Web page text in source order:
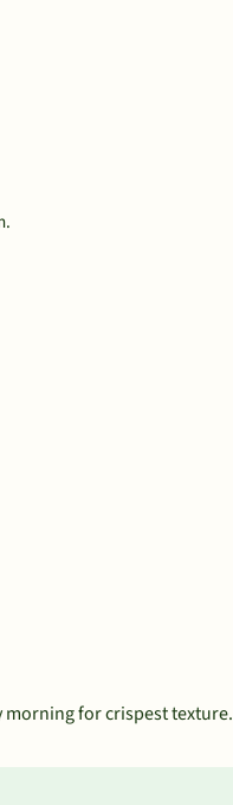
morning for crispest texture.